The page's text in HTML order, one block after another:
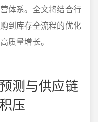
体系。全文将结合行
到库存全流程的优化
质量增长。
测与供应链
压